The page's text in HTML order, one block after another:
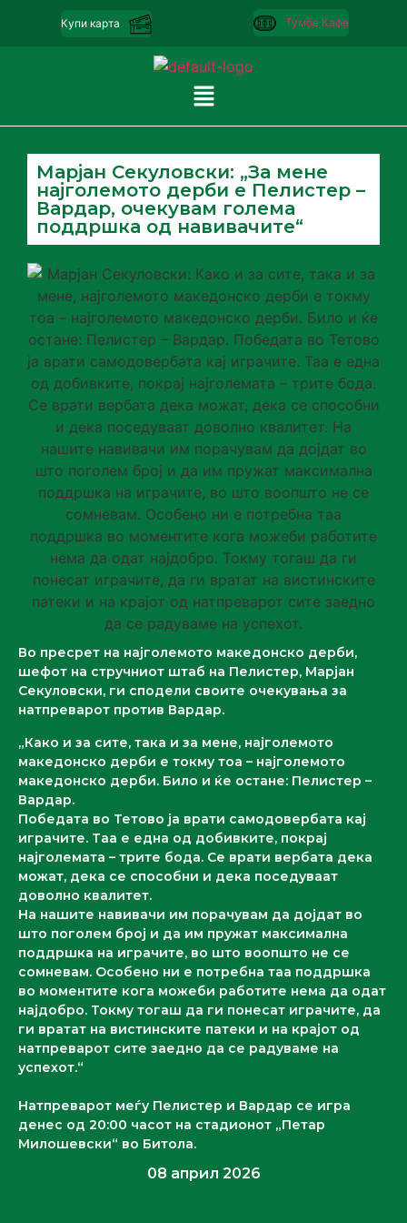
Купи карта Тумбе Кафе
Марјан Секуловски: „За мене
најголемото дерби е Пелистер –
Вардар, очекувам голема
поддршка од навивачите“
Во пресрет на најголемото македонско дерби,
шефот на стручниот штаб на Пелистер, Марјан
Секуловски, ги сподели своите очекувања за
натпреварот против Вардар.
„Како и за сите, така и за мене, најголемото
македонско дерби е токму тоа – најголемото
македонско дерби. Било и ќе остане: Пелистер –
Вардар.
Победата во Тетово ја врати самодовербата кај
играчите. Таа е една од добивките, покрај
најголемата – трите бода. Се врати вербата дека
можат, дека се способни и дека поседуваат
доволно квалитет.
На нашите навивачи им порачувам да дојдат во
што поголем број и да им пружат максимална
поддршка на играчите, во што воопшто не се
сомневам. Особено ни е потребна таа поддршка
во моментите кога можеби работите нема да одат
најдобро. Токму тогаш да ги понесат играчите, да
ги вратат на вистинските патеки и на крајот од
натпреварот сите заедно да се радуваме на
успехот.“
Натпреварот меѓу Пелистер и Вардар се игра
денес од 20:00 часот на стадионот „Петар
Милошевски“ во Битола.
08 април 2026